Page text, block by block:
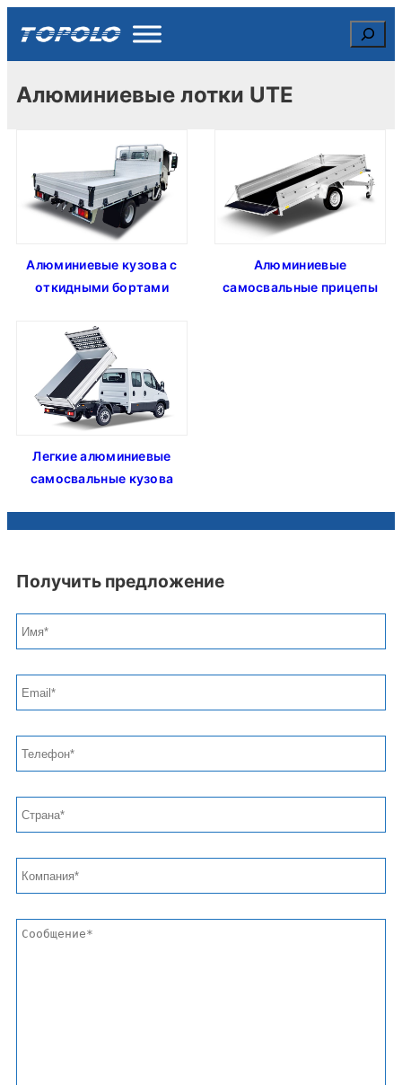
Search
Алюминиевые лотки UTE
Алюминиевые кузова с
откидными бортами
Алюминиевые
самосвальные прицепы
Легкие алюминиевые
самосвальные кузова
Получить предложение